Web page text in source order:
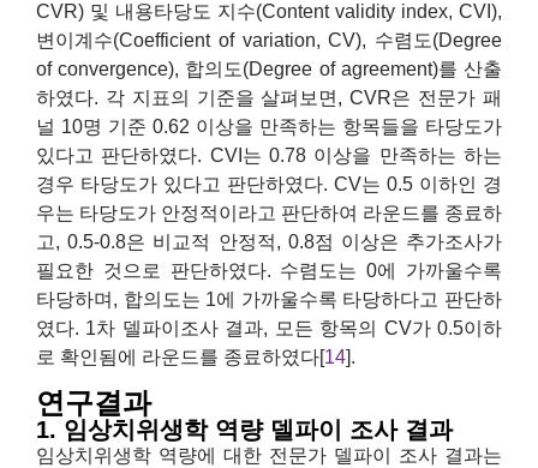
CVR) 및 내용타당도 지수(Content validity index, CVI),
변이계수(Coefficient of variation, CV), 수렴도(Degree
of convergence), 합의도(Degree of agreement)를 산출
하였다. 각 지표의 기준을 살펴보면, CVR은 전문가 패
널 10명 기준 0.62 이상을 만족하는 항목들을 타당도가
있다고 판단하였다. CVI는 0.78 이상을 만족하는 하는
경우 타당도가 있다고 판단하였다. CV는 0.5 이하인 경
우는 타당도가 안정적이라고 판단하여 라운드를 종료하
고, 0.5-0.8은 비교적 안정적, 0.8점 이상은 추가조사가
필요한 것으로 판단하였다. 수렴도는 0에 가까울수록
타당하며, 합의도는 1에 가까울수록 타당하다고 판단하
였다. 1차 델파이조사 결과, 모든 항목의 CV가 0.5이하
로 확인됨에 라운드를 종료하였다[14].
연구결과
1. 임상치위생학 역량 델파이 조사 결과
임상치위생학 역량에 대한 전문가 델파이 조사 결과는